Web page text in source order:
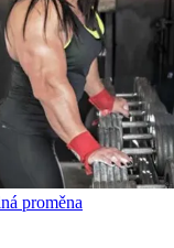
proměna